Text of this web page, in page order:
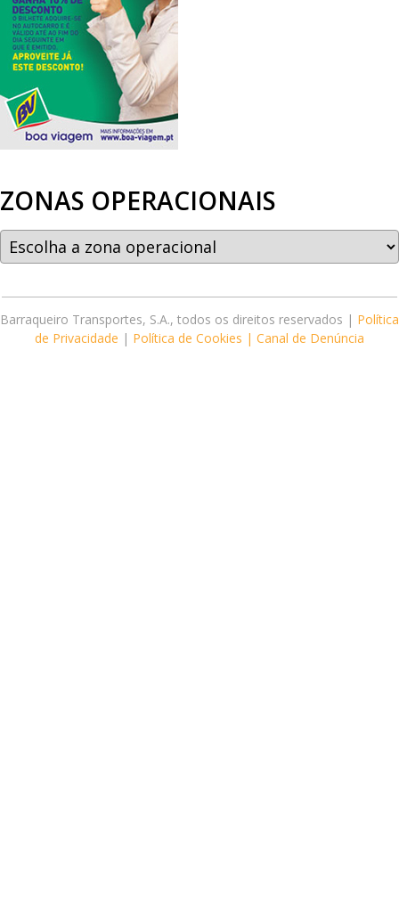
ZONAS OPERACIONAIS
Barraqueiro Transportes, S.A., todos os direitos reservados | Política
de Privacidade | Política de Cookies | Canal de Denúncia